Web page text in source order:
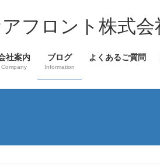
フロント株式会
社案内
Company
ブログ
Information
よくあるご質問